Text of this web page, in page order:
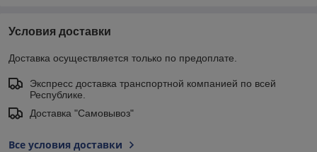
Условия доставки
Доставка осуществляется только по предоплате.
Экспресс доставка транспортной компанией по всей
Республике.
Доставка "Самовывоз"
Все условия доставки